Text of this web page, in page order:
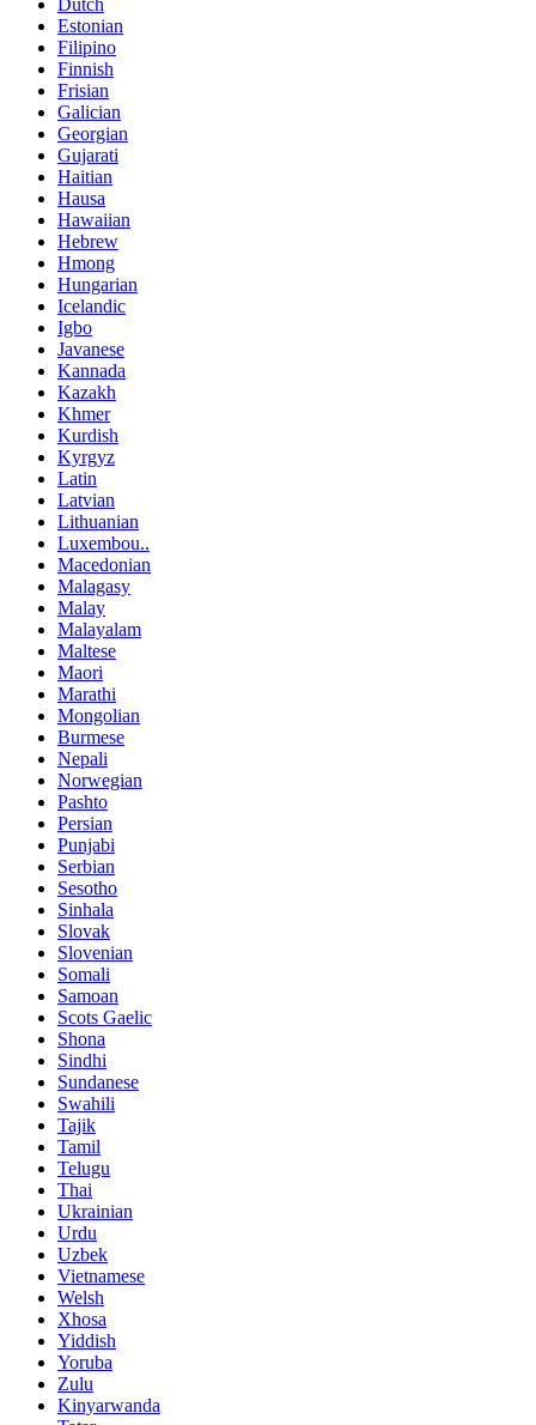
Dutch
Estonian
Filipino
Finnish
Frisian
Galician
Georgian
Gujarati
Haitian
Hausa
Hawaiian
Hebrew
Hmong
Hungarian
Icelandic
Igbo
Javanese
Kannada
Kazakh
Khmer
Kurdish
Kyrgyz
Latin
Latvian
Lithuanian
Luxembou..
Macedonian
Malagasy
Malay
Malayalam
Maltese
Maori
Marathi
Mongolian
Burmese
Nepali
Norwegian
Pashto
Persian
Punjabi
Serbian
Sesotho
Sinhala
Slovak
Slovenian
Somali
Samoan
Scots Gaelic
Shona
Sindhi
Sundanese
Swahili
Tajik
Tamil
Telugu
Thai
Ukrainian
Urdu
Uzbek
Vietnamese
Welsh
Xhosa
Yiddish
Yoruba
Zulu
Kinyarwanda